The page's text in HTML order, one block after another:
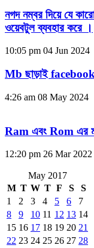
নগদ নম্বর দিয়ে যে
ওয়েবটুল ব্যবহার করে ।
10:05 pm 04 Jun 2024
Mb ছাড়াই facebook
4:26 am 08 May 2024
Ram এবং Rom এর
12:20 pm 26 Mar 2022
May 2017
M T W T F S
S
1
2 3 4 5 6
7
8
9 10 11 12 13 14
15 16 17 18 19 20 21
22 23 24 25 26 27 28